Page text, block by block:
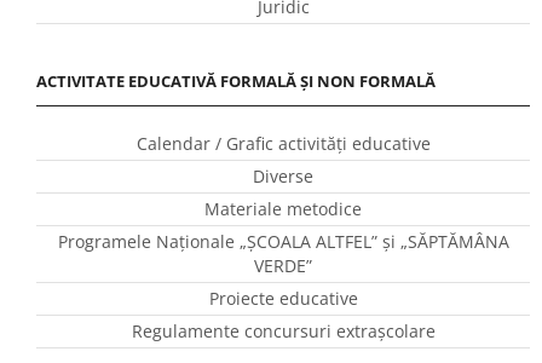
Juridic
ACTIVITATE EDUCATIVĂ FORMALĂ ȘI NON FORMALĂ
Calendar / Grafic activităţi educative
Diverse
Materiale metodice
Programele Naţionale „ŞCOALA ALTFEL” și „SĂPTĂMÂNA
VERDE”
Proiecte educative
Regulamente concursuri extraşcolare